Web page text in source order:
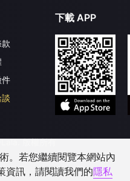
件
下載 APP
.版權所有
。若您繼續閱覽本網站內
資訊，請閱讀我們的隱私